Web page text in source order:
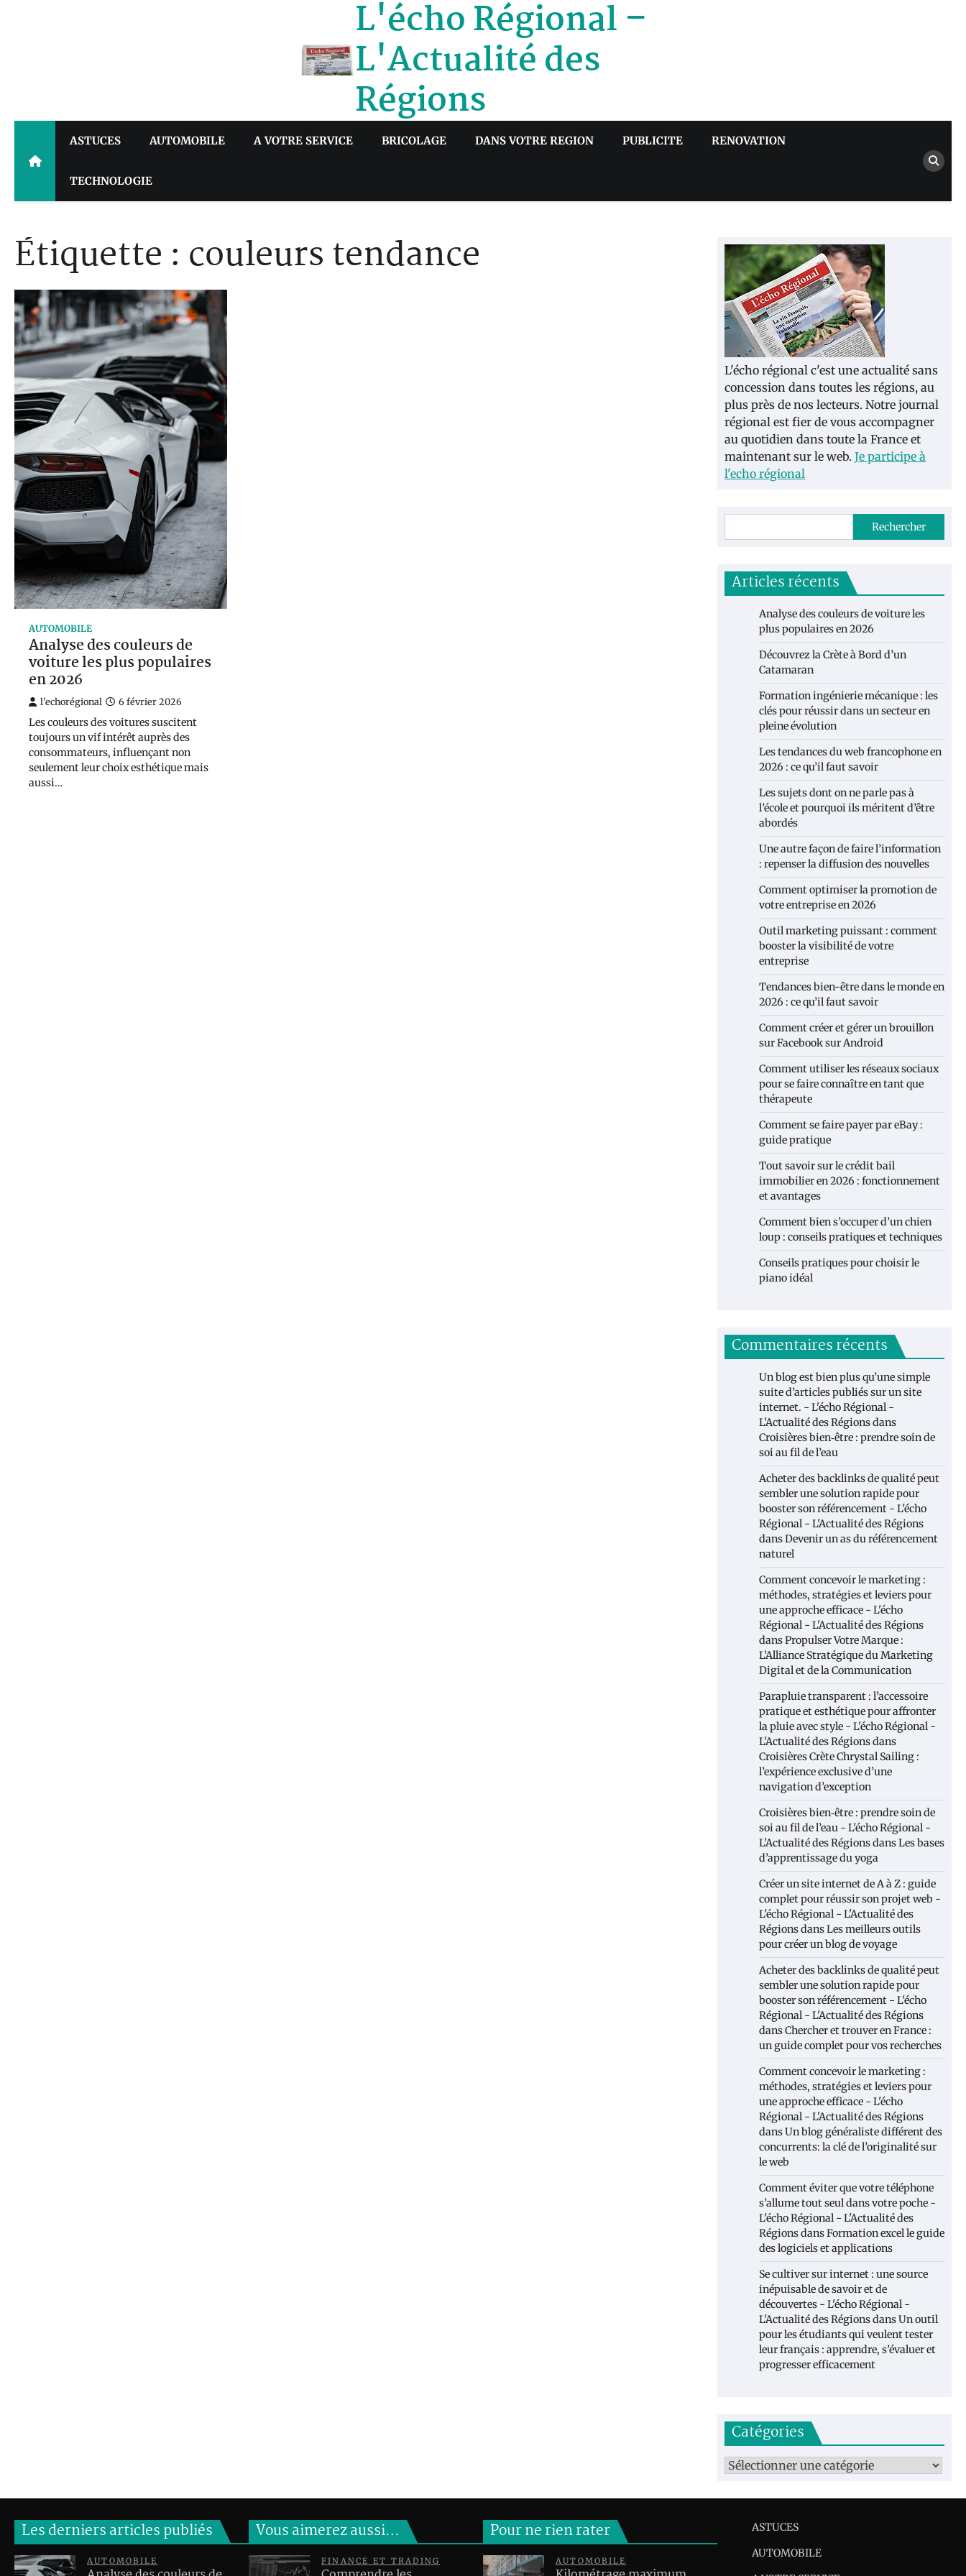
L'écho Régional –
L'Actualité des
Régions
ASTUCES AUTOMOBILE A VOTRE SERVICE BRICOLAGE DANS VOTRE REGION PUBLICITE RENOVATION
TECHNOLOGIE
Étiquette : couleurs tendance
AUTOMOBILE
Analyse des couleurs de
voiture les plus populaires
en 2026
l'echorégional 6 février 2026
Les couleurs des voitures suscitent
toujours un vif intérêt auprès des
consommateurs, influençant non
seulement leur choix esthétique mais
aussi…
L'écho régional c'est une actualité sans
concession dans toutes les régions, au
plus près de nos lecteurs. Notre journal
régional est fier de vous accompagner
au quotidien dans toute la France et
maintenant sur le web. Je participe à
l'echo régional
Rechercher
Articles récents
Analyse des couleurs de voiture les
plus populaires en 2026
Découvrez la Crète à Bord d’un
Catamaran
Formation ingénierie mécanique : les
clés pour réussir dans un secteur en
pleine évolution
Les tendances du web francophone en
2026 : ce qu’il faut savoir
Les sujets dont on ne parle pas à
l’école et pourquoi ils méritent d’être
abordés
Une autre façon de faire l’information
: repenser la diffusion des nouvelles
Comment optimiser la promotion de
votre entreprise en 2026
Outil marketing puissant : comment
booster la visibilité de votre
entreprise
Tendances bien-être dans le monde en
2026 : ce qu’il faut savoir
Comment créer et gérer un brouillon
sur Facebook sur Android
Comment utiliser les réseaux sociaux
pour se faire connaître en tant que
thérapeute
Comment se faire payer par eBay :
guide pratique
Tout savoir sur le crédit bail
immobilier en 2026 : fonctionnement
et avantages
Comment bien s’occuper d’un chien
loup : conseils pratiques et techniques
Conseils pratiques pour choisir le
piano idéal
Commentaires récents
Un blog est bien plus qu’une simple
suite d’articles publiés sur un site
internet. - L'écho Régional -
L'Actualité des Régionsdans
Croisières bien‑être : prendre soin de
soi au fil de l’eau
Acheter des backlinks de qualité peut
sembler une solution rapide pour
booster son référencement - L'écho
Régional - L'Actualité des Régions
dansDevenir un as du référencement
naturel
Comment concevoir le marketing :
méthodes, stratégies et leviers pour
une approche efficace - L'écho
Régional - L'Actualité des Régions
dansPropulser Votre Marque :
L’Alliance Stratégique du Marketing
Digital et de la Communication
Parapluie transparent : l’accessoire
pratique et esthétique pour affronter
la pluie avec style - L'écho Régional -
L'Actualité des Régionsdans
Croisières Crète Chrystal Sailing :
l’expérience exclusive d’une
navigation d’exception
Croisières bien‑être : prendre soin de
soi au fil de l’eau - L'écho Régional -
L'Actualité des RégionsdansLes bases
d’apprentissage du yoga
Créer un site internet de A à Z : guide
complet pour réussir son projet web -
L'écho Régional - L'Actualité des
RégionsdansLes meilleurs outils
pour créer un blog de voyage
Acheter des backlinks de qualité peut
sembler une solution rapide pour
booster son référencement - L'écho
Régional - L'Actualité des Régions
dansChercher et trouver en France :
un guide complet pour vos recherches
Comment concevoir le marketing :
méthodes, stratégies et leviers pour
une approche efficace - L'écho
Régional - L'Actualité des Régions
dansUn blog généraliste différent des
concurrents: la clé de l’originalité sur
le web
Comment éviter que votre téléphone
s’allume tout seul dans votre poche -
L'écho Régional - L'Actualité des
RégionsdansFormation excel le guide
des logiciels et applications
Se cultiver sur internet : une source
inépuisable de savoir et de
découvertes - L'écho Régional -
L'Actualité des RégionsdansUn outil
pour les étudiants qui veulent tester
leur français : apprendre, s’évaluer et
progresser efficacement
Catégories
Catégories
Les derniers articles publiés
AUTOMOBILE
Vous aimerez aussi…
FINANCE ET TRADING
Pour ne rien rater
AUTOMOBILE
ASTUCES
AUTOMOBILE